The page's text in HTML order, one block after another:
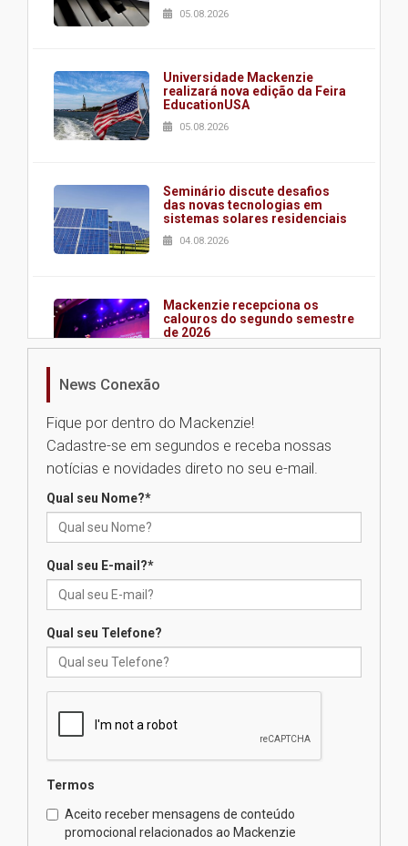
05.08.2026
Universidade Mackenzie
realizará nova edição da Feira
EducationUSA
05.08.2026
Seminário discute desafios
das novas tecnologias em
sistemas solares residenciais
04.08.2026
Mackenzie recepciona os
calouros do segundo semestre
de 2026
Como o Colégio Mackenzie
Brasília prepara seus
estudantes para o PAS antes
mesmo do Ensino Médio
Como os pais podem investir
XIII Fórum de Aprendizagem
Transformadora reúne
finalista do Prêmio Jabuti com
obra sobre ética e arquitetura
contemporânea
News Conexão
Fique por dentro do Mackenzie!
Cadastre-se em segundos e receba nossas
notícias e novidades direto no seu e-mail.
Qual seu Nome?*
Qual seu E-mail?*
Qual seu Telefone?
Termos
Aceito receber mensagens de conteúdo
promocional relacionados ao Mackenzie